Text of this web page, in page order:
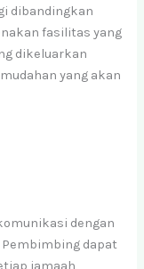
dibandingkan
fasilitas yang
dikeluarkan
yang akan
dengan
dapat